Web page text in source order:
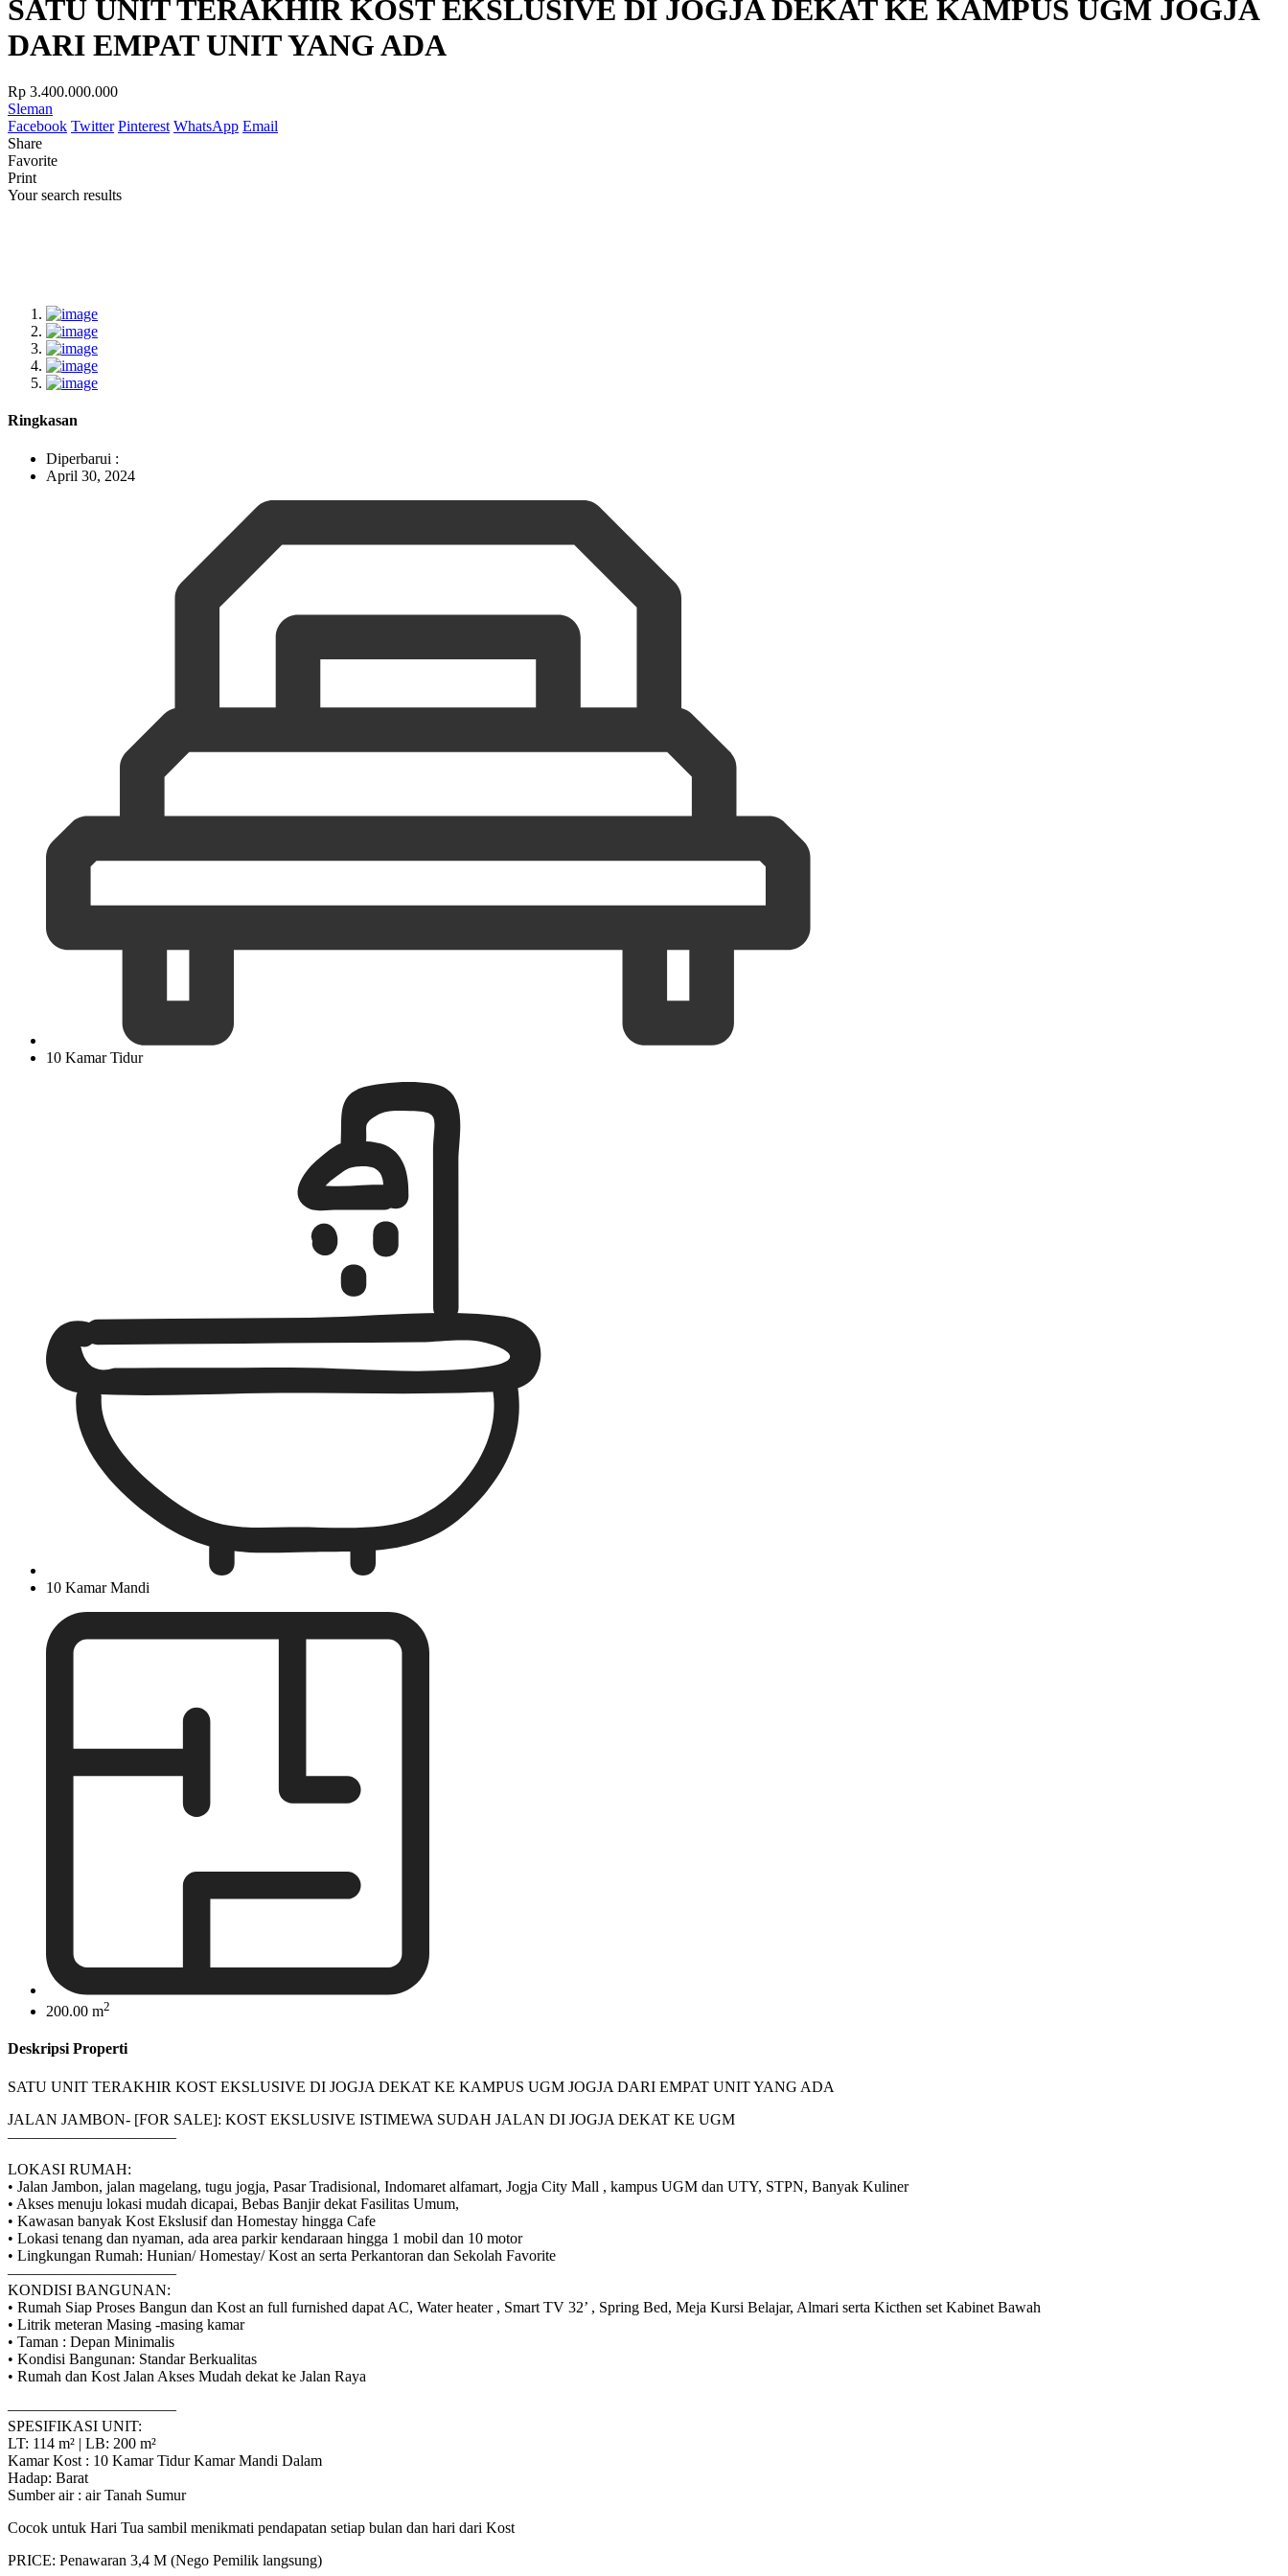
SATU UNIT TERAKHIR KOST EKSLUSIVE DI JOGJA DEKAT KE KAMPUS UGM JOGJA
DARI EMPAT UNIT YANG ADA
Rp 3.400.000.000
Sleman
Facebook Twitter Pinterest WhatsApp Email
Share
Favorite
Print
Your search results
Ringkasan
Diperbarui :
April 30, 2024
10 Kamar Tidur
10 Kamar Mandi
200.00 m2
Deskripsi Properti
SATU UNIT TERAKHIR KOST EKSLUSIVE DI JOGJA DEKAT KE KAMPUS UGM JOGJA DARI EMPAT UNIT YANG ADA
JALAN JAMBON- [FOR SALE]: KOST EKSLUSIVE ISTIMEWA SUDAH JALAN DI JOGJA DEKAT KE UGM
———————————
LOKASI RUMAH:
• Jalan Jambon, jalan magelang, tugu jogja, Pasar Tradisional, Indomaret alfamart, Jogja City Mall , kampus UGM dan UTY, STPN, Banyak Kuliner
• Akses menuju lokasi mudah dicapai, Bebas Banjir dekat Fasilitas Umum,
• Kawasan banyak Kost Ekslusif dan Homestay hingga Cafe
• Lokasi tenang dan nyaman, ada area parkir kendaraan hingga 1 mobil dan 10 motor
• Lingkungan Rumah: Hunian/ Homestay/ Kost an serta Perkantoran dan Sekolah Favorite
———————————
KONDISI BANGUNAN:
• Rumah Siap Proses Bangun dan Kost an full furnished dapat AC, Water heater , Smart TV 32’ , Spring Bed, Meja Kursi Belajar, Almari serta Kicthen set Kabinet Bawah
• Litrik meteran Masing -masing kamar
• Taman : Depan Minimalis
• Kondisi Bangunan: Standar Berkualitas
• Rumah dan Kost Jalan Akses Mudah dekat ke Jalan Raya
———————————
SPESIFIKASI UNIT:
LT: 114 m² | LB: 200 m²
Kamar Kost : 10 Kamar Tidur Kamar Mandi Dalam
Hadap: Barat
Sumber air : air Tanah Sumur
Cocok untuk Hari Tua sambil menikmati pendapatan setiap bulan dan hari dari Kost
PRICE: Penawaran 3,4 M (Nego Pemilik langsung)